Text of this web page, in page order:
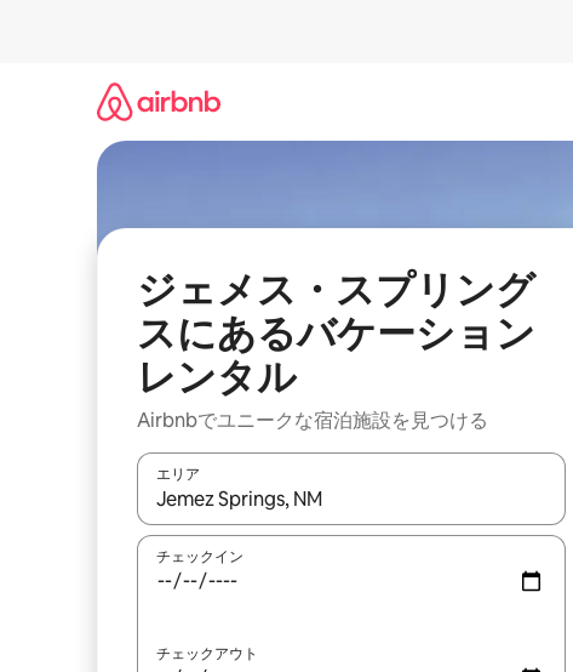
ジェメス・スプリング
スにあるバケーション
レンタル
Airbnbでユニークな宿泊施設を見つける
エリア
検索結果が表示されたら、上下の矢印キーを使って
チェックイン
チェックアウト